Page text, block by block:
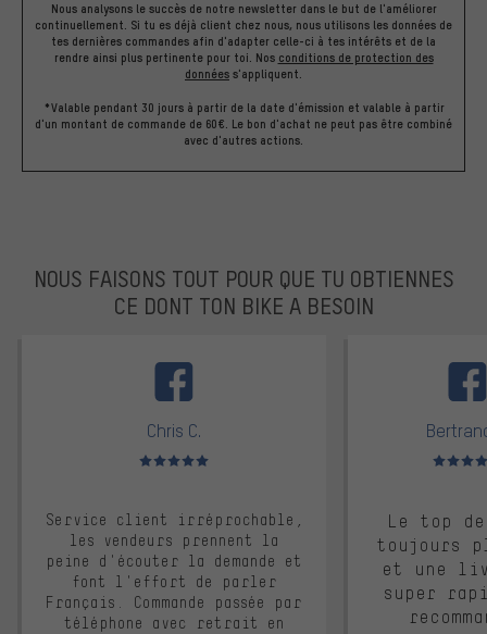
Nous analysons le succès de notre newsletter dans le but de l'améliorer
continuellement. Si tu es déjà client chez nous, nous utilisons les données de
tes dernières commandes afin d'adapter celle-ci à tes intérêts et de la
rendre ainsi plus pertinente pour toi. Nos conditions de protection des
données s'appliquent.
*Valable pendant 30 jours à partir de la date d'émission et valable à partir
d'un montant de commande de 60€. Le bon d'achat ne peut pas être combiné
avec d'autres actions.
NOUS FAISONS TOUT POUR QUE TU OBTIENNES
CE DONT TON BIKE A BESOIN
Chris C.
Note moyenne : 5 sur 5
Service client irréprochable,
les vendeurs prennent la
peine d'écouter la demande et
font l'effort de parler
Français. Commande passée par
téléphone avec retrait en
Note
Le top
toujours
et une
super